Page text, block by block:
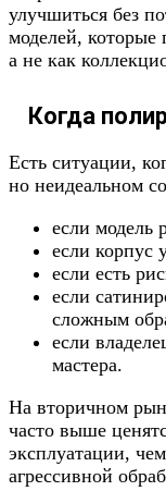
улучшиться без
моделей, которые
а не как
Когда
Есть ситуации,
но неидеальном
если модель
если корпус
если есть
если
сложным
если
мастера.
На вторичном
часто выше
эксплуатации,
агрессивной